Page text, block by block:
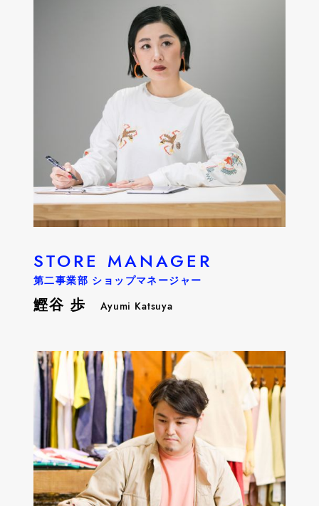
STORE MANAGER
第二事業部 ショップマネージャー
鰹谷 歩 Ayumi Katsuya